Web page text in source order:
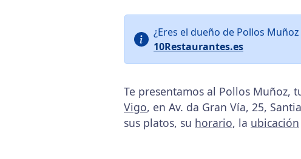
¿Eres el dueño de Pollos
10Restaurantes.es
Te presentamos al Pollos Muñoz,
Vigo, en Av. da Gran Vía, 25,
sus platos, su horario, la ubicación